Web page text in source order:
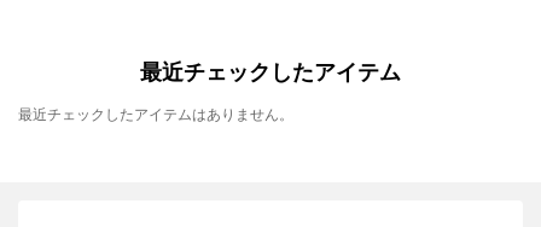
最近チェックしたアイテム
最近チェックしたアイテムはありません。